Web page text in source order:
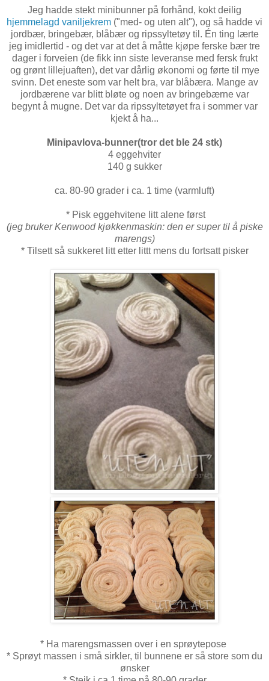
Jeg hadde stekt minibunner på forhånd, kokt deilig
hjemmelagd vaniljekrem ("med- og uten alt"), og så hadde vi
jordbær, bringebær, blåbær og ripssyltetøy til. Én ting lærte
jeg imidlertid - og det var at det å måtte kjøpe ferske bær tre
dager i forveien (de fikk inn siste leveranse med fersk frukt
og grønt lillejuaften), det var dårlig økonomi og førte til mye
svinn. Det eneste som var helt bra, var blåbæra. Mange av
jordbærene var blitt bløte og noen av bringebærne var
begynt å mugne. Det var da ripssyltetøyet fra i sommer var
kjekt å ha...
Minipavlova-bunner(tror det ble 24 stk)
4 eggehviter
140 g sukker
ca. 80-90 grader i ca. 1 time (varmluft)
* Pisk eggehvitene litt alene først
(jeg bruker Kenwood kjøkkenmaskin: den er super til å piske
marengs)
* Tilsett så sukkeret litt etter littt mens du fortsatt pisker
* Ha marengsmassen over i en sprøytepose
* Sprøyt massen i små sirkler, til bunnene er så store som du
ønsker